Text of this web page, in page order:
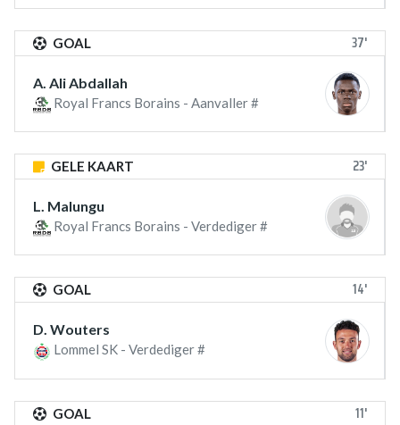
GOAL 37'
A. Ali Abdallah
Royal Francs Borains - Aanvaller #
GELE KAART 23'
L. Malungu
Royal Francs Borains - Verdediger #
GOAL 14'
D. Wouters
Lommel SK - Verdediger #
GOAL 11'